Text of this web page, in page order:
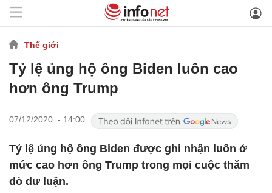
Thế giới
Tỷ lệ ủng hộ ông Biden luôn cao
hơn ông Trump
07/12/2020 - 14:00
Tỷ lệ ủng hộ ông Biden được ghi nhận luôn ở
mức cao hơn ông Trump trong mọi cuộc thăm
dò dư luận.